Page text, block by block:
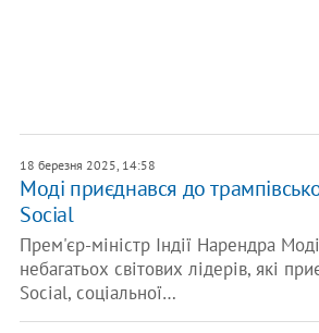
18 березня 2025, 14:58
Моді приєднався до
Social
Прем'єр-міністр Індії Нарендра
небагатьох світових лідерів, які
Social, соціальної…